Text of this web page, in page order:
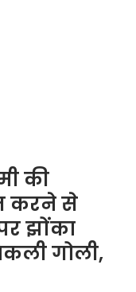
की
करने से
झोंका
गोली,